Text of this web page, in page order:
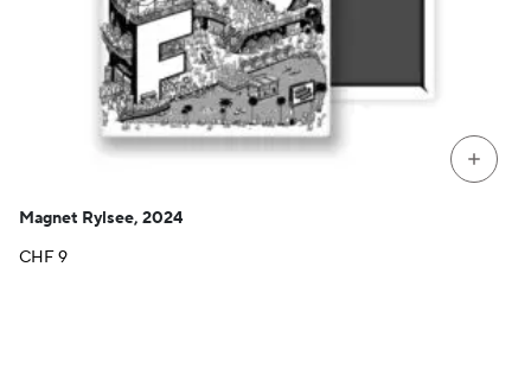
+
Magnet Rylsee, 2024
CHF9